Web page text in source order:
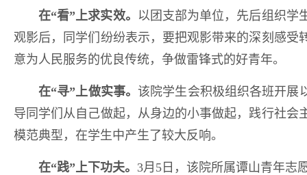
在“看”上求实效。
以团支部为单位，先后组织学
观影后，同学们纷纷表示，要把观影带来的深刻感
意为人民服务的优良传统，争做雷锋式的好青年。
在“寻”上做实事。该院学生会积极组织各班开展
导同学们从自己做起，从身边的小事做起，践行社
模范典型，在学生中产生了较大反响。
在“践”上下功夫。 3月5日，该院所属谭山青年志